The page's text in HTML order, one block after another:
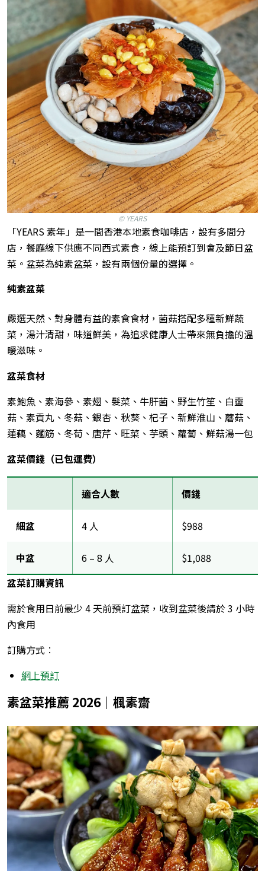
© YEARS
「YEARS 素年」是一間香港本地素食咖啡店，設有多間分
店，餐廳線下供應不同西式素食，線上能預訂到會及節日盆
菜。盆菜為純素盆菜，設有兩個份量的選擇。
純素盆菜
嚴選天然、對身體有益的素食食材，菌菇搭配多種新鮮蔬
菜，湯汁清甜，味道鮮美，為追求健康人士帶來無負擔的溫
暖滋味。
盆菜食材
素鮑魚、素海參、素翅、髮菜、牛肝菌、野生竹笙、白靈
菇、素貢丸、冬菇、銀杏、秋葵、杞子、新鮮淮山、蘑菇、
蓮藕、麵筋、冬荀、唐芹、旺菜、芋頭、蘿蔔、 鮮菇湯一包
盆菜價錢（已包運費）
適合人數 價錢
細盆 4 人 $988
中盆 6 – 8 人
$1,088
盆菜訂購資訊
需於食用日前最少 4 天前預訂盆菜，收到盆菜後請於 3 小時
內食用
訂購方式︰
網上預訂
素盆菜推薦 2026｜楓素齋